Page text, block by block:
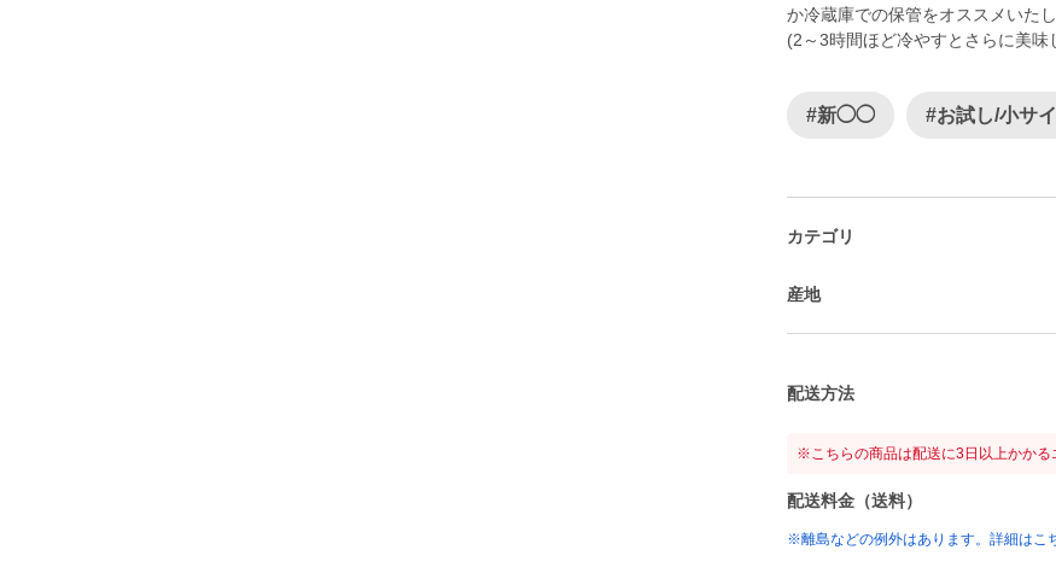
か冷蔵庫での保管をオススメいたし
(2～3時間ほど冷やすとさらに美
#新◯◯ #お試し/小サ
カテゴリ
産地
配送方法
※こちらの商品は配送に3日以上かかる
配送料金（送料）
※離島などの例外はあります。詳細はこ